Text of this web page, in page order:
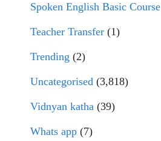
Spoken English Basic Course
Teacher Transfer (1)
Trending (2)
Uncategorised (3,818)
Vidnyan katha (39)
Whats app (7)